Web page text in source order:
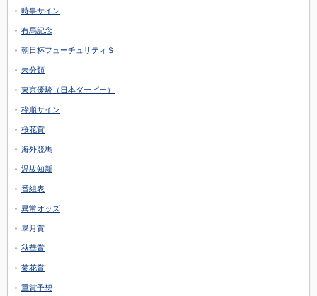
時事サイン
有馬記念
朝日杯フューチュリティＳ
未分類
東京優駿（日本ダービー）
枠順サイン
桜花賞
海外競馬
温故知新
番組表
異常オッズ
皐月賞
秋華賞
菊花賞
重賞予想